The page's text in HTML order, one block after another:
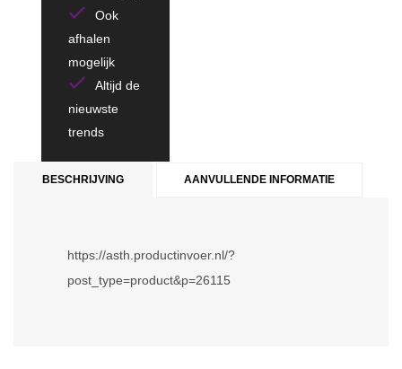
Ook
afhalen
mogelijk
Altijd de
nieuwste
trends
BESCHRIJVING AANVULLENDE INFORMATIE
https://asth.productinvoer.nl/?
post_type=product&p=26115